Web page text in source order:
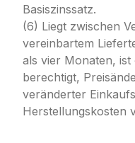
Basiszinssatz.
(6) Liegt zwischen
vereinbartem
als vier Monaten,
berechtigt,
veränderter
Herstellungskosten